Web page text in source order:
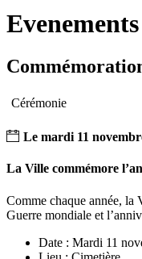
Evenements
Cérémonie
Le mardi 11
La Ville commémore
Comme chaque année, la
Guerre mondiale et
Date : Mardi 11